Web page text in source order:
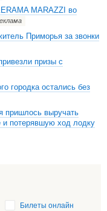
MARAZZI во
Приморья за звонки
призы с
городка остались без
пришлось выручать
потерявшую ход лодку
Билеты онлайн